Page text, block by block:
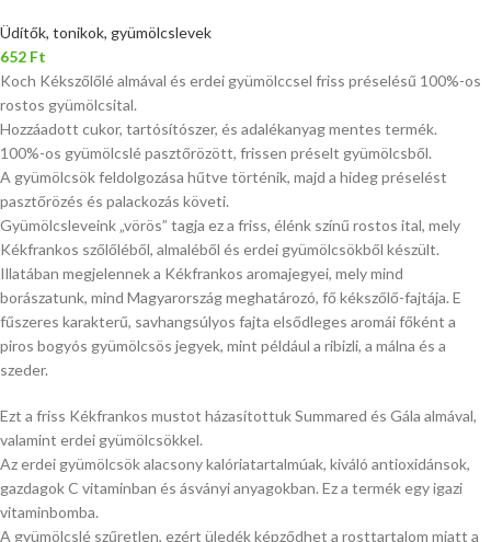
Üdítők, tonikok, gyümölcslevek
652 Ft
Koch Kékszőlőlé almával és erdei gyümölccsel friss préselésű 100%-os
rostos gyümölcsital.
Hozzáadott cukor, tartósítószer, és adalékanyag mentes termék.
100%-os gyümölcslé pasztőrözött, frissen préselt gyümölcsből.
A gyümölcsök feldolgozása hűtve történik, majd a hideg préselést
pasztőrözés és palackozás követi.
Gyümölcsleveink „vörös” tagja ez a friss, élénk színű rostos ital, mely
Kékfrankos szőlőléből, almaléből és erdei gyümölcsökből készült.
Illatában megjelennek a Kékfrankos aromajegyei, mely mind
borászatunk, mind Magyarország meghatározó, fő kékszőlő-fajtája. E
fűszeres karakterű, savhangsúlyos fajta elsődleges aromái főként a
piros bogyós gyümölcsös jegyek, mint például a ribizli, a málna és a
szeder.
Ezt a friss Kékfrankos mustot házasítottuk Summared és Gála almával,
valamint erdei gyümölcsökkel.
Az erdei gyümölcsök alacsony kalóriatartalmúak, kiváló antioxidánsok,
gazdagok C vitaminban és ásványi anyagokban. Ez a termék egy igazi
vitaminbomba.
A gyümölcslé szűretlen, ezért üledék képződhet a rosttartalom miatt a